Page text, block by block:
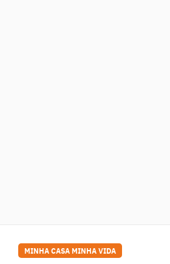
MINHA CASA MINHA VIDA